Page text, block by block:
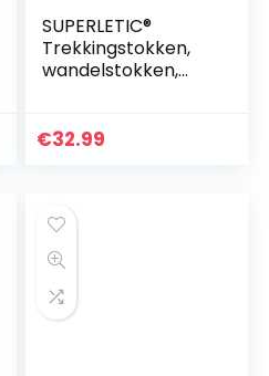
SUPERLETIC®
Trekkingstokken,
wandelstokken,
verstelbaar,
€32.99